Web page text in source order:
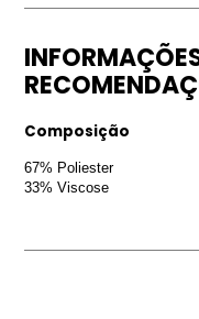
Composição
67% Poliester
33% Viscose